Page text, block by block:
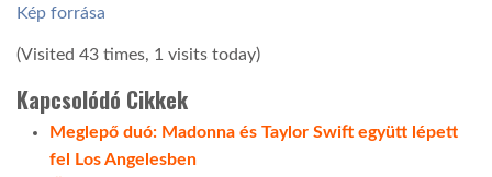
Kép forrása
(Visited 43 times, 1 visits today)
Kapcsolódó Cikkek
Meglepő duó: Madonna és Taylor Swift együtt lépett
fel Los Angelesben